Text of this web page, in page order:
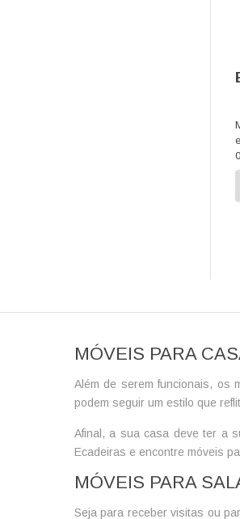
MÓVEIS PARA
Além de serem funcionais, os
podem seguir um estilo que
Afinal, a sua casa deve ter a
Ecadeiras e encontre móveis
MÓVEIS PARA
Seja para receber visitas ou